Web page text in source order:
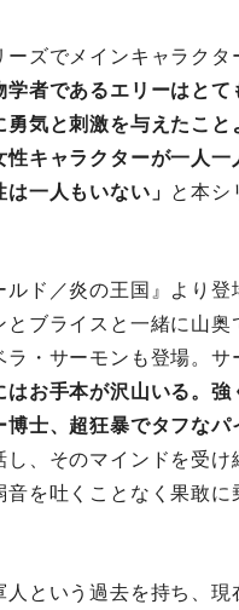
ーズでメインキャラク
学者であるエリーはと
気と刺激を与えたこと
性キャラクターが一人
一人もいない」 と本シ
ルド／炎の王国』より
ブライスと一緒に山
・サーモンも登場。サ
はお手本が沢山いる。
士、超狂暴でタフな
し、そのマインドを受
を吐くことなく果敢
という過去を持ち、